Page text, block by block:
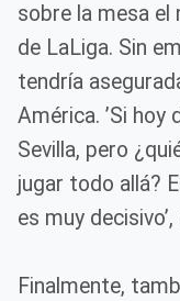
sobre la mesa el
de LaLiga. Sin
tendría
América. ’Si hoy
Sevilla, pero
jugar todo allá?
es muy
Finalmente,